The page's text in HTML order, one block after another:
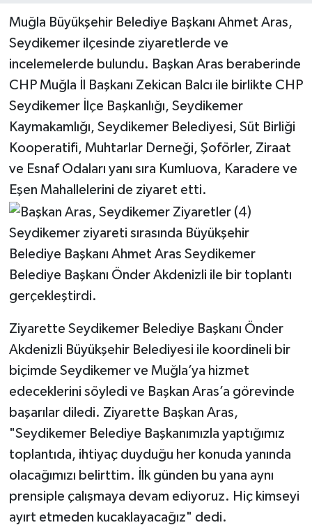
Muğla Büyükşehir Belediye Başkanı Ahmet Aras,
Seydikemer ilçesinde ziyaretlerde ve
incelemelerde bulundu. Başkan Aras beraberinde
CHP Muğla İl Başkanı Zekican Balcı ile birlikte CHP
Seydikemer İlçe Başkanlığı, Seydikemer
Kaymakamlığı, Seydikemer Belediyesi, Süt Birliği
Kooperatifi, Muhtarlar Derneği, Şoförler, Ziraat
ve Esnaf Odaları yanı sıra Kumluova, Karadere ve
Eşen Mahallelerini de ziyaret etti.
Seydikemer ziyareti sırasında Büyükşehir
Belediye Başkanı Ahmet Aras Seydikemer
Belediye Başkanı Önder Akdenizli ile bir toplantı
gerçekleştirdi.
Ziyarette Seydikemer Belediye Başkanı Önder
Akdenizli Büyükşehir Belediyesi ile koordineli bir
biçimde Seydikemer ve Muğla’ya hizmet
edeceklerini söyledi ve Başkan Aras’a görevinde
başarılar diledi. Ziyarette Başkan Aras,
"Seydikemer Belediye Başkanımızla yaptığımız
toplantıda, ihtiyaç duyduğu her konuda yanında
olacağımızı belirttim. İlk günden bu yana aynı
prensiple çalışmaya devam ediyoruz. Hiç kimseyi
ayırt etmeden kucaklayacağız" dedi.